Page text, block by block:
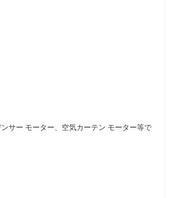
サー モーター、空気カーテン モーター等で